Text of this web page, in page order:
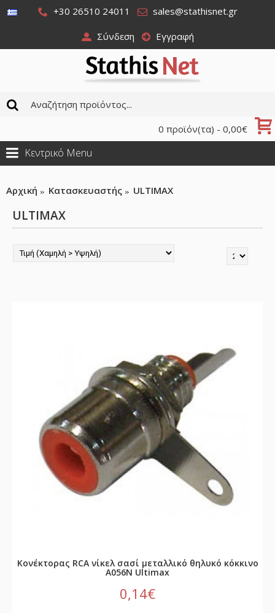
+30 26510 24011 sales@stathisnet.gr
Σύνδεση Εγγραφή
0 προϊόν(τα) - 0,00€
Κεντρικό Menu
Αρχική Κατασκευαστής ULTIMAX
ULTIMAX
Κονέκτορας RCA νίκελ σασί μεταλλικό θηλυκό κόκκινο
A056N Ultimax
0,14€